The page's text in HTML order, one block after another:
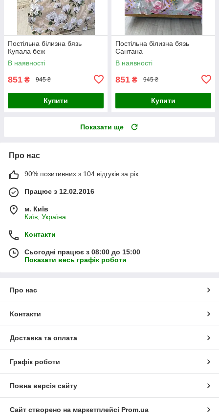
Постільна білизна бязь
Купала беж
В наявності
851 ₴ 945 ₴
Купити
Постільна білизна бязь
Сантана
В наявності
851 ₴ 945 ₴
Купити
Показати ще
Про нас
90% позитивних з 104 відгуків за рік
Працює з 12.02.2016
м. Київ
Київ, Україна
Контакти
Сьогодні працює з 08:00 до 15:00
Показати весь графік роботи
Про нас
Контакти
Доставка та оплата
Графік роботи
Повна версія сайту
Сайт створено на маркетплейсі Prom.ua